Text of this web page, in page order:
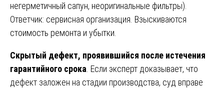
негерметичный сапун, неоригинальные фильтры).
Ответчик: сервисная организация. Взыскиваются
стоимость ремонта и убытки.
Скрытый дефект, проявившийся после истечения
гарантийного срока. Если эксперт доказывает, что
дефект заложен на стадии производства, суд вправе